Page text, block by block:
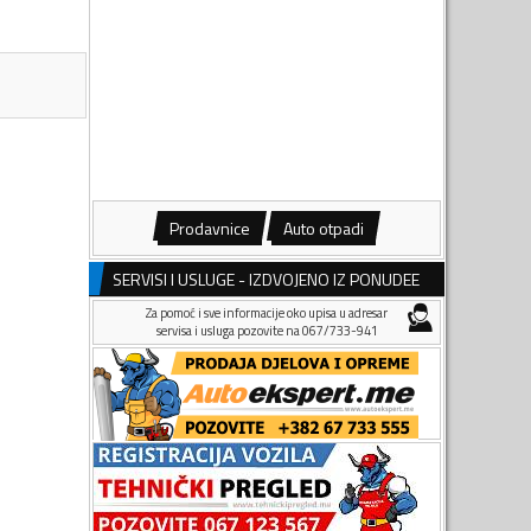
Prodavnice Auto otpadi
SERVISI I USLUGE - IZDVOJENO IZ PONUDEE
Za pomoć i sve informacije oko upisa u adresar
servisa i usluga pozovite na 067/733-941